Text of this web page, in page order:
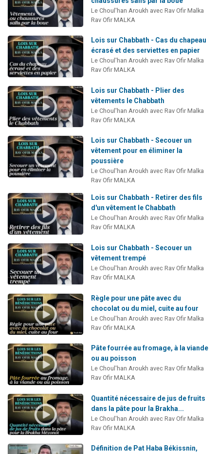
2 personnes viennent de nous rejoindre sur WhatsApp
Il reste 49 places pour étudier en groupe sur Zoom
12 nouvelles musiques dans Torah-Box Music
Le Choul'han Aroukh avec Rav Ofir Malka
Rav Ofir MALKA
Lois sur Chabbath - Cas du chapeau
écrasé et des serviettes en papier
Le Choul'han Aroukh avec Rav Ofir Malka
Rav Ofir MALKA
Lois sur Chabbath - Plier des
vêtements le Chabbath
Le Choul'han Aroukh avec Rav Ofir Malka
Rav Ofir MALKA
Lois sur Chabbath - Secouer un
vêtement pour en éliminer la
poussière
Le Choul'han Aroukh avec Rav Ofir Malka
Rav Ofir MALKA
Lois sur Chabbath - Retirer des fils
d'un vêtement le Chabbath
Le Choul'han Aroukh avec Rav Ofir Malka
Rav Ofir MALKA
Lois sur Chabbath - Secouer un
vêtement trempé
Le Choul'han Aroukh avec Rav Ofir Malka
Rav Ofir MALKA
Règle pour une pâte avec du
chocolat ou du miel, cuite au four
Le Choul'han Aroukh avec Rav Ofir Malka
Rav Ofir MALKA
Pâte fourrée au fromage, à la viande
ou au poisson
Le Choul'han Aroukh avec Rav Ofir Malka
Rav Ofir MALKA
Quantité nécessaire de jus de fruits
dans la pâte pour la Brakha...
Le Choul'han Aroukh avec Rav Ofir Malka
Rav Ofir MALKA
Définition de Pat Haba Békissnin,